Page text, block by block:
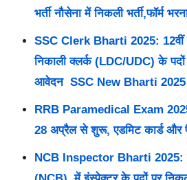
भर्ती नौसेना में निकली भर्ती,फॉर्म
SSC Clerk Bharti 2025: 12वीं
निकाली क्लर्क (LDC/UDC) के पदों
आवेदन SSC New Bharti 2025
RRB Paramedical Exam 2025:
28 अप्रैल से शुरू, एडमिट कार्ड और
NCB Inspector Bharti 2025: